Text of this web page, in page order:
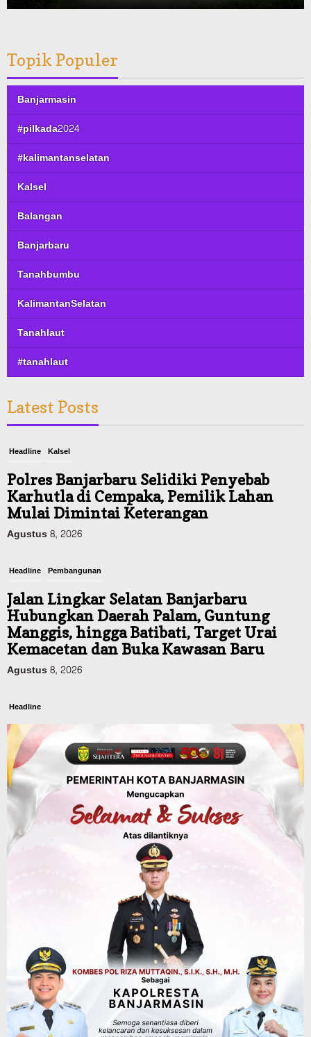
Topik Populer
Banjarmasin
#pilkada2024
#kalimantanselatan
Kalsel
Balangan
Banjarbaru
Tanahbumbu
KalimantanSelatan
Tanahlaut
#tanahlaut
Latest Posts
Headline Kalsel
Polres Banjarbaru Selidiki Penyebab
Karhutla di Cempaka, Pemilik Lahan
Mulai Dimintai Keterangan
Agustus 8, 2026
Headline Pembangunan
Jalan Lingkar Selatan Banjarbaru
Hubungkan Daerah Palam, Guntung
Manggis, hingga Batibati, Target Urai
Kemacetan dan Buka Kawasan Baru
Agustus 8, 2026
Headline
Panaskan Kembali Arena Panjat Tebing,
FPTI Banjarmasin Siapkan Sirkuit se-
Kalsel
Agustus 8, 2026
Sosial & Keagamaan
Hari Pramuka ke-65, Kwarcab
Banjarmasin Ziarah ke Makam Pangeran
Antasari dan Gelar Ulang Janji
Advertorial Dinas Kehutanan Kalsel
Api Sempat Berkobar, Karhutla di
Tahura Sultan Adam Berhasil
Dikendalikan
Agustus 8, 2026